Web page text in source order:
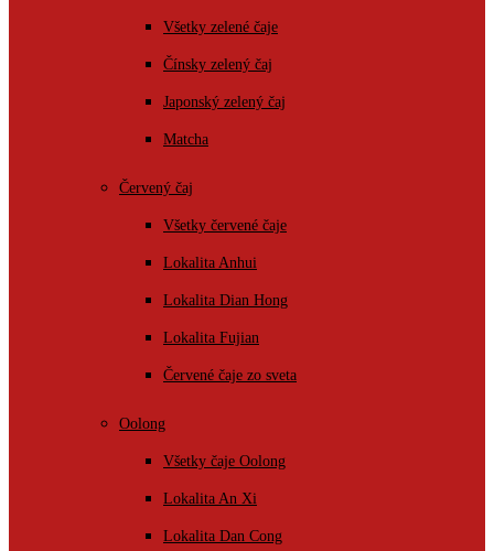
Všetky zelené čaje
Čínsky zelený čaj
Japonský zelený čaj
Matcha
Červený čaj
Všetky červené čaje
Lokalita Anhui
Lokalita Dian Hong
Lokalita Fujian
Červené čaje zo sveta
Oolong
Všetky čaje Oolong
Lokalita An Xi
Lokalita Dan Cong